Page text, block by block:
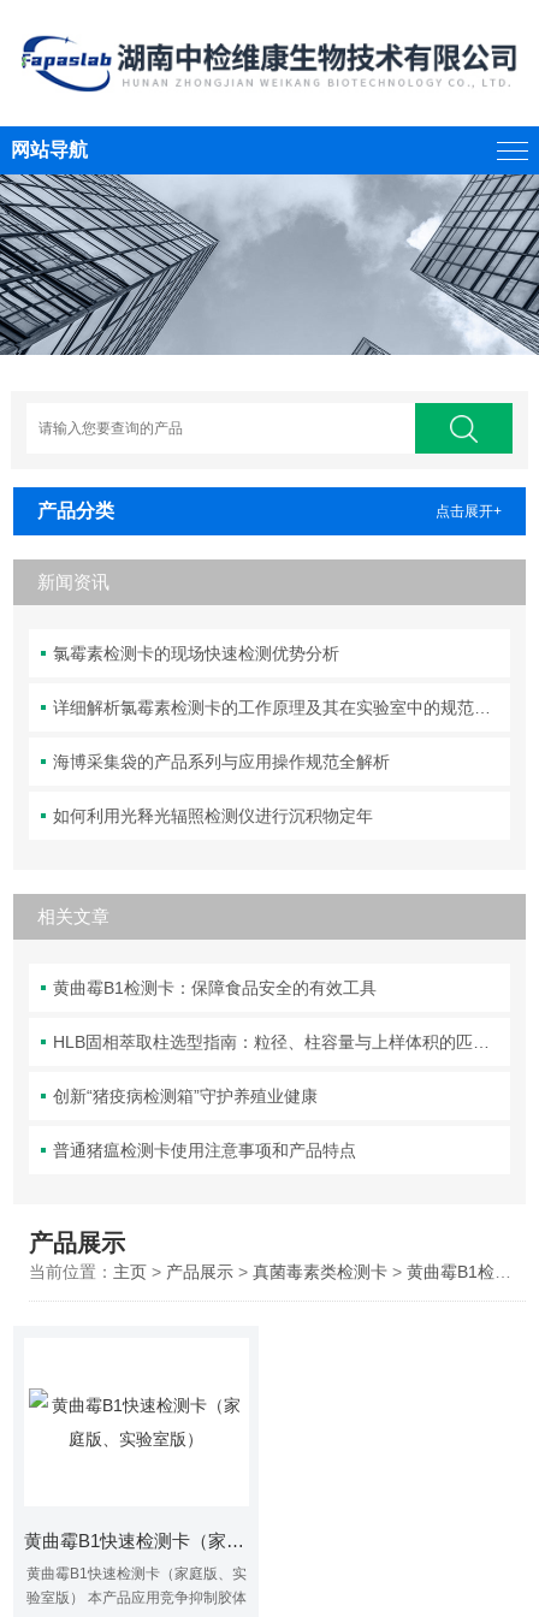
网站导航
产品分类 点击展开+
新闻资讯
氯霉素检测卡的现场快速检测优势分析
详细解析氯霉素检测卡的工作原理及其在实验室中的规范操作与维护方法
海博采集袋的产品系列与应用操作规范全解析
如何利用光释光辐照检测仪进行沉积物定年
相关文章
黄曲霉B1检测卡：保障食品安全的有效工具
HLB固相萃取柱选型指南：粒径、柱容量与上样体积的匹配原则
创新“猪疫病检测箱”守护养殖业健康
普通猪瘟检测卡使用注意事项和产品特点
产品展示
当前位置： 主页> 产品展示> 真菌毒素类检测卡> 黄曲霉B1检测卡
黄曲霉B1快速检测卡（家庭版、实验室版）
黄曲霉B1快速检测卡（家庭版、实
验室版） 本产品应用竞争抑制胶体